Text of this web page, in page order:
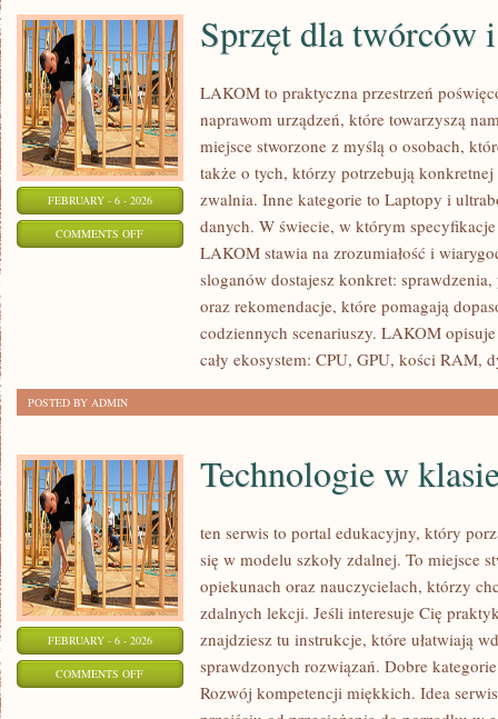
FEBRUARY - 6 - 2026
COMMENTS OFFON
Sprzęt dla twórców
LAKOM to praktyczna przestrzeń
naprawom urządzeń, które towarzyszą
miejsce stworzone z myślą o osobach,
także o tych, którzy potrzebują
zwalnia. Inne kategorie to Laptopy i
danych. W świecie, w którym
LAKOM stawia na zrozumiałość i
sloganów dostajesz konkret:
oraz rekomendacje, które pomagają
codziennych scenariuszy. LAKOM
cały ekosystem: CPU, GPU, kości RAM,
POSTED BY ADMIN
FEBRUARY - 6 - 2026
COMMENTS OFFON
TECHNOLOGIE
Technologie w
ten serwis to portal edukacyjny, który
się w modelu szkoły zdalnej. To miejsce
opiekunach oraz nauczycielach, którzy
zdalnych lekcji. Jeśli interesuje Cię
znajdziesz tu instrukcje, które ułatwiają
sprawdzonych rozwiązań. Dobre
Rozwój kompetencji miękkich. Idea